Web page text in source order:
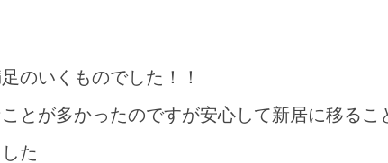
のいくものでした！！
とが多かったのですが安心して新居に移るこ
た